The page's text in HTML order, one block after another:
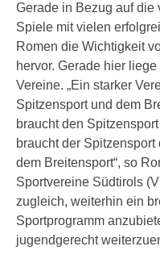
Gerade in Bezug auf die
Spiele mit vielen
Romen die Wichtigkeit
hervor. Gerade hier
Vereine. „Ein starker
Spitzensport und dem
braucht den
braucht der
dem Breitensport“, so
Sportvereine Südtirols
zugleich, weiterhin ein
Sportprogramm
jugendgerecht